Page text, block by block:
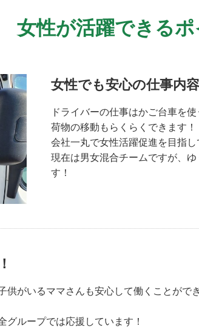
女性が活躍できるポ
女性でも安心の仕事内容
ドライバーの仕事はかご台車を
荷物の移動もらくらくできます！
会社一丸で女性活躍促進を目指し
現在は男女混合チームですが、
す！
供がいるママさんも安心して働くことがで
グループでは応援しています！